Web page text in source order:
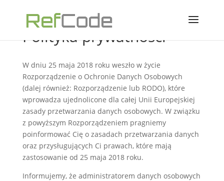
Polityka prywatności
W dniu 25 maja 2018 roku weszło w życie
Rozporządzenie o Ochronie Danych Osobowych
(dalej również: Rozporządzenie lub RODO), które
wprowadza ujednolicone dla całej Unii Europejskiej
zasady przetwarzania danych osobowych. W związku
z powyższym Rozporządzeniem pragniemy
poinformować Cię o zasadach przetwarzania danych
oraz przysługujących Ci prawach, które mają
zastosowanie od 25 maja 2018 roku.
Informujemy, że administratorem danych osobowych